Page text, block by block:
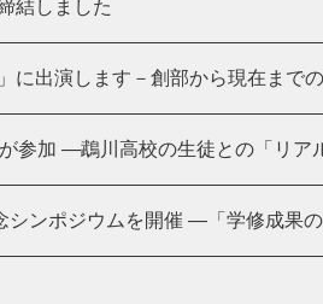
結しました
に出演します－創部から現在まで
参加 ―鵡川高校の生徒との「リア
シンポジウムを開催 ―「学修成果